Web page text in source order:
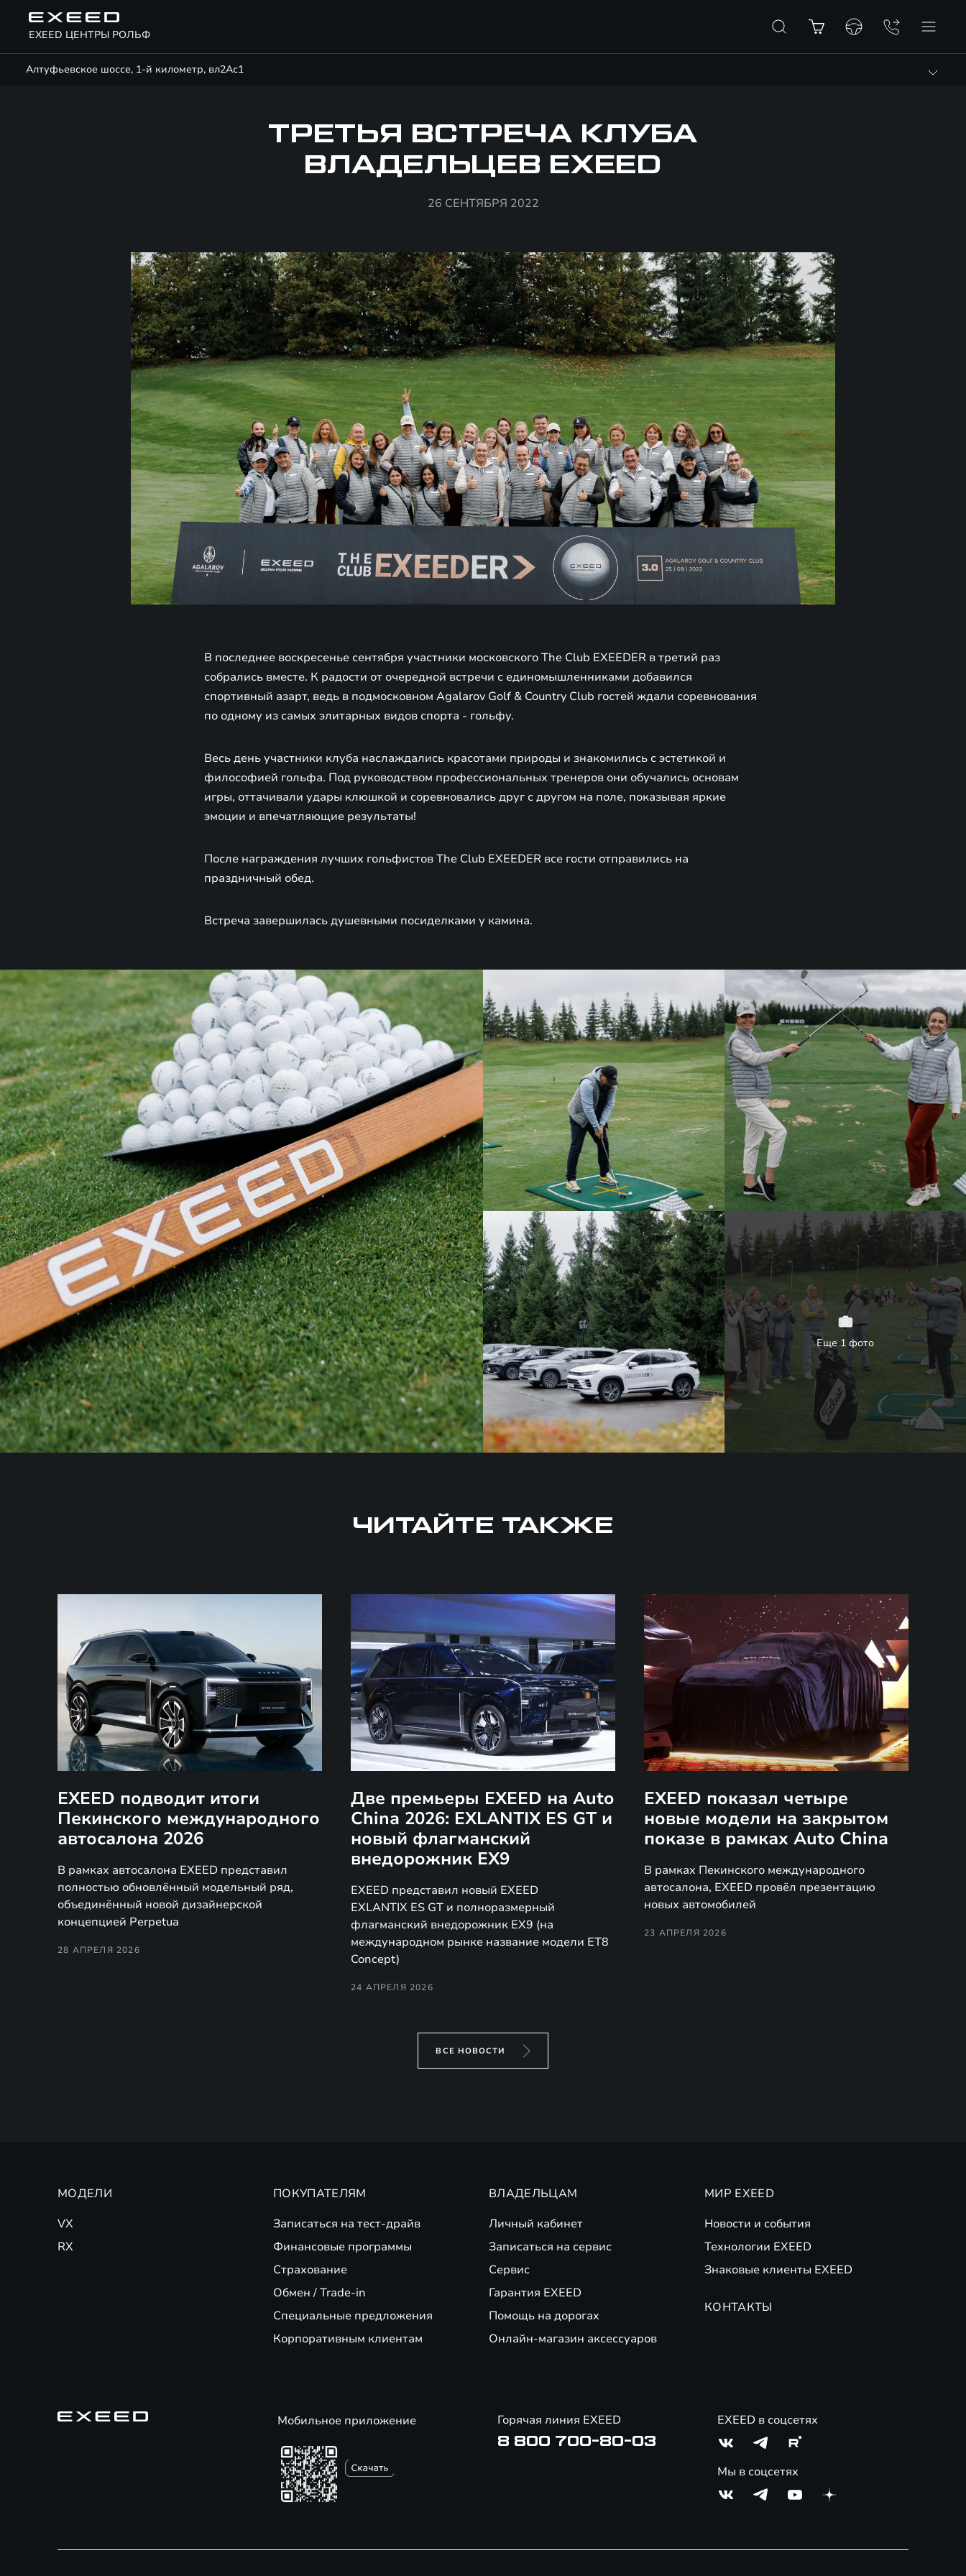
EXEED ЦЕНТРЫ РОЛЬФ
Алтуфьевское шоссе, 1-й километр, вл2Ас1
ТРЕТЬЯ ВСТРЕЧА КЛУБА
ВЛАДЕЛЬЦЕВ EXEED
26 СЕНТЯБРЯ 2022
В последнее воскресенье сентября участники московского The Club EXEEDER в третий раз
собрались вместе. К радости от очередной встречи с единомышленниками добавился
спортивный азарт, ведь в подмосковном Agalarov Golf & Country Club гостей ждали соревнования
по одному из самых элитарных видов спорта - гольфу.
Весь день участники клуба наслаждались красотами природы и знакомились с эстетикой и
философией гольфа. Под руководством профессиональных тренеров они обучались основам
игры, оттачивали удары клюшкой и соревновались друг с другом на поле, показывая яркие
эмоции и впечатляющие результаты!
После награждения лучших гольфистов The Club EXEEDER все гости отправились на
праздничный обед.
Встреча завершилась душевными посиделками у камина.
Еще 1 фото
ЧИТАЙТЕ ТАКЖЕ
EXEED подводит итоги
Пекинского международного
автосалона 2026
В рамках автосалона EXEED представил
полностью обновлённый модельный ряд,
объединённый новой дизайнерской
концепцией Perpetua
28 АПРЕЛЯ 2026
Две премьеры EXEED на Auto
China 2026: EXLANTIX ES GT и
новый флагманский
внедорожник EX9
EXEED представил новый EXEED
EXLANTIX ES GT и полноразмерный
флагманский внедорожник EX9 (на
международном рынке название модели ET8
Concept)
24 АПРЕЛЯ 2026
EXEED показал четыре
новые модели на закрытом
показе в рамках Auto China
В рамках Пекинского международного
автосалона, EXEED провёл презентацию
новых автомобилей
23 АПРЕЛЯ 2026
ВСЕ НОВОСТИ
МОДЕЛИ
VX
RX
ПОКУПАТЕЛЯМ
Записаться на тест-драйв
Финансовые программы
Страхование
Обмен / Trade-in
Специальные предложения
Корпоративным клиентам
ВЛАДЕЛЬЦАМ
Личный кабинет
Записаться на сервис
Сервис
Гарантия EXEED
Помощь на дорогах
Онлайн-магазин аксессуаров
МИР EXEED
Новости и события
Технологии EXEED
Знаковые клиенты EXEED
КОНТАКТЫ
Мобильное приложение Горячая линия EXEED
8 800 700-80-03
EXEED в соцсетях
Мы в соцсетях